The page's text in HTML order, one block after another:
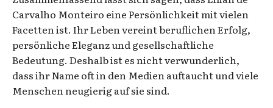
Carvalho Monteiro eine Persönlichkeit mit vielen
Facetten ist. Ihr Leben vereint beruflichen Erfolg,
persönliche Eleganz und gesellschaftliche
Bedeutung. Deshalb ist es nicht verwunderlich,
dass ihr Name oft in den Medien auftaucht und viele
Menschen neugierig auf sie sind.